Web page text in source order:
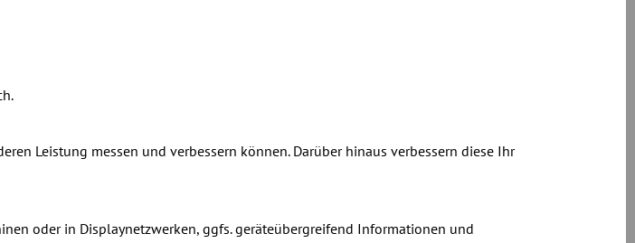
Leistung messen und verbessern können. Darüber hinaus verbessern diese Ihr
oder in Displaynetzwerken, ggfs. geräteübergreifend Informationen und